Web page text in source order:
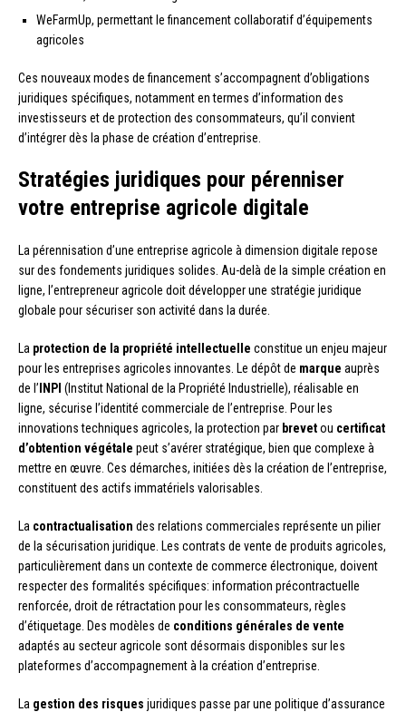
WeFarmUp, permettant le financement collaboratif d’équipements
agricoles
Ces nouveaux modes de financement s’accompagnent d’obligations
juridiques spécifiques, notamment en termes d’information des
investisseurs et de protection des consommateurs, qu’il convient
d’intégrer dès la phase de création d’entreprise.
Stratégies juridiques pour pérenniser
votre entreprise agricole digitale
La pérennisation d’une entreprise agricole à dimension digitale repose
sur des fondements juridiques solides. Au-delà de la simple création en
ligne, l’entrepreneur agricole doit développer une stratégie juridique
globale pour sécuriser son activité dans la durée.
La protection de la propriété intellectuelle constitue un enjeu majeur
pour les entreprises agricoles innovantes. Le dépôt de marque auprès
de l’INPI (Institut National de la Propriété Industrielle), réalisable en
ligne, sécurise l’identité commerciale de l’entreprise. Pour les
innovations techniques agricoles, la protection par brevetou certificat
d’obtention végétale peut s’avérer stratégique, bien que complexe à
mettre en œuvre. Ces démarches, initiées dès la création de l’entreprise,
constituent des actifs immatériels valorisables.
La contractualisation des relations commerciales représente un pilier
de la sécurisation juridique. Les contrats de vente de produits agricoles,
particulièrement dans un contexte de commerce électronique, doivent
respecter des formalités spécifiques: information précontractuelle
renforcée, droit de rétractation pour les consommateurs, règles
d’étiquetage. Des modèles de conditions générales de vente
adaptés au secteur agricole sont désormais disponibles sur les
plateformes d’accompagnement à la création d’entreprise.
La gestion des risques juridiques passe par une politique d’assurance